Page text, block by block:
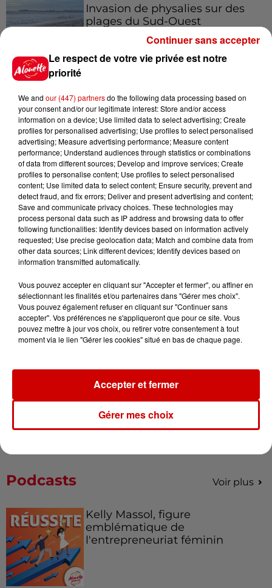
Invasion de physalies sur des
plages du Sud-Ouest
Jeux Voir plus
Gagnez vos places pour le
Festival du Roi Arthur 2026 !
Gagnez vos entrées pour le
Musée du Sport Automobile au
Mans !
Alouette vous invite à
Futuroscope Xperiences !
en jet ski !
Podcasts Voir plus
Kelly Massol, figure
emblématique de
l'entrepreneuriat féminin
Le respect de votre vie privée est notre
priorité
We and our (447) partnersdo the following data processing based on
your consent and/or our legitimate interest: Store and/or access
information on a device; Use limited data to select advertising; Create
profiles for personalised advertising; Use profiles to select personalised
advertising; Measure advertising performance; Measure content
performance; Understand audiences through statistics or combinations
of data from different sources; Develop and improve services; Create
profiles to personalise content; Use profiles to select personalised
content; Use limited data to select content; Ensure security, prevent and
detect fraud, and fix errors; Deliver and present advertising and content;
Save and communicate privacy choices. These technologies may
process personal data such as IP address and browsing data to offer
following functionalities: Identify devices based on information actively
requested; Use precise geolocation data; Match and combine data from
other data sources; Link different devices; Identify devices based on
information transmitted automatically.
Vous pouvez accepter en cliquant sur "Accepter et fermer", ou affiner en
sélectionnant les finalités et/ou partenaires dans "Gérer mes choix".
Vous pouvez également refuser en cliquant sur "Continuer sans
accepter". Vos préférences ne s'appliqueront que pour ce site. Vous
pouvez mettre à jour vos choix, ou retirer votre consentement à tout
moment via le lien "Gérer les cookies" situé en bas de chaque page.
Gérer mes choix
Accepter et fermer
Continuer sans accepter